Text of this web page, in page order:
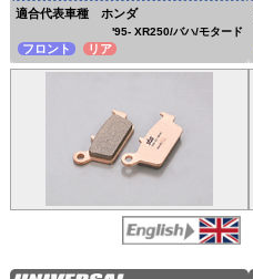
適合代表車種 ホンダ
'95- XR250/バハ/モタード
フロント リア